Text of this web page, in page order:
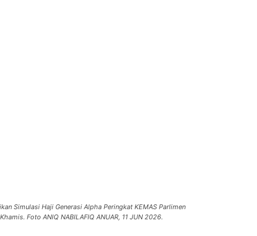
Simulasi Haji Generasi Alpha Peringkat KEMAS Parlimen
Foto ANIQ NABILAFIQ ANUAR, 11 JUN 2026.